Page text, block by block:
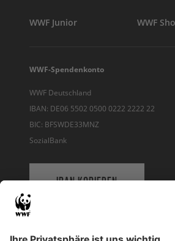
WWF Junior WWF
WWF-Spendenkonto
WWF Deutschland
IBAN: DE06 5502 0500 0222 2222 22
BIC: BFSWDE33MNZ
SozialBank
IBAN KOPIEREN